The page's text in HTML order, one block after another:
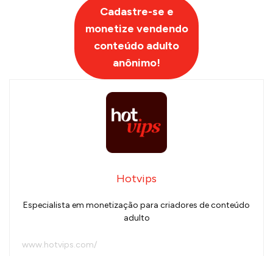
Cadastre-se e
monetize vendendo
conteúdo adulto
anônimo!
Hotvips
Especialista em monetização para criadores de conteúdo
adulto
www.hotvips.com/